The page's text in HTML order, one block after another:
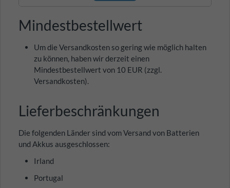
Mindestbestellwert
Um die Versandkosten so gering wie möglich halten
zu können, haben wir derzeit einen
Mindestbestellwert von 10 EUR (zzgl.
Versandkosten).
Lieferbeschränkungen
Die folgenden Länder sind vom Versand von Batterien
und Akkus ausgeschlossen:
Irland
Portugal